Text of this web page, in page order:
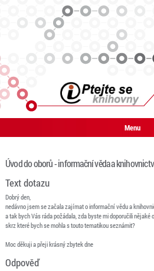
Menu
Úvod do oborů - informační věda a
Text dotazu
Dobrý den,
nedávno jsem se začala zajímat o informační vědu a
a tak bych Vás ráda požádala, zda byste mi doporučili nějaké
skrz které bych se mohla s touto tematikou seznámit?
Moc děkuji a přeji krásný zbytek dne
Odpověď